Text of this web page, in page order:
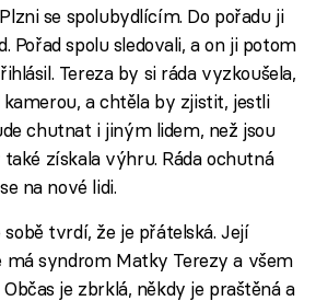
se spolubydlícím. Do pořadu ji
Pořad spolu sledovali, a on ji potom
Tereza by si ráda vyzkoušela,
a chtěla by zjistit, jestli
chutnat i jiným lidem, než jsou
také získala výhru. Ráda ochutná
na nové lidi.
sobě tvrdí, že je přátelská. Její
syndrom Matky Terezy a všem
je zbrklá, někdy je praštěná a